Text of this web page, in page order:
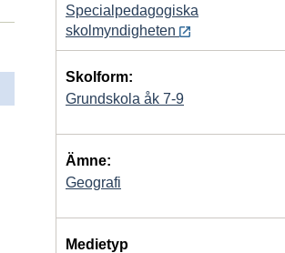
Specialpedagogiska
skolmyndigheten
Skolform:
Grundskola åk 7-9
Ämne:
Geografi
Medietyp